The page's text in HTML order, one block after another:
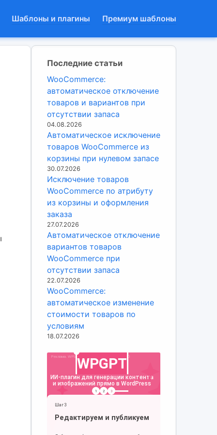
Шаблоны и плагины Премиум шаблоны
Последние статьи
WooCommerce:
автоматическое отключение
товаров и вариантов при
отсутствии запаса
04.08.2026
Автоматическое исключение
товаров WooCommerce из
корзины при нулевом запасе
30.07.2026
Исключение товаров
WooCommerce по атрибуту
из корзины и оформления
заказа
27.07.2026
Автоматическое отключение
вариантов товаров
WooCommerce при
отсутствии запаса
22.07.2026
WooCommerce:
автоматическое изменение
стоимости товаров по
условиям
18.07.2026